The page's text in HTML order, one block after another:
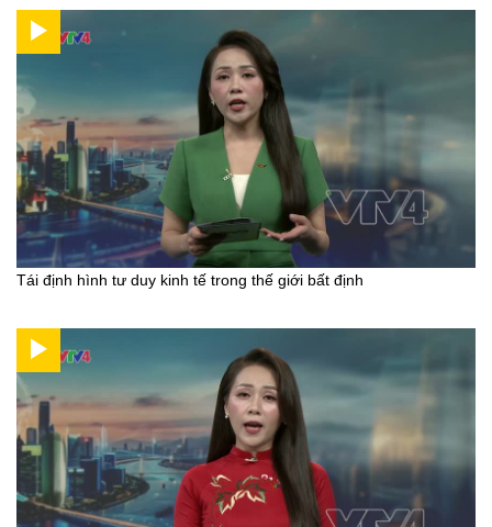
Tái định hình tư duy kinh tế trong thế giới bất định